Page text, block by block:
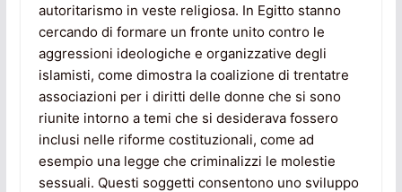
autoritarismo in veste religiosa. In Egitto stanno
cercando di formare un fronte unito contro le
aggressioni ideologiche e organizzative degli
islamisti, come dimostra la coalizione di trentatre
associazioni per i diritti delle donne che si sono
riunite intorno a temi che si desiderava fossero
inclusi nelle riforme costituzionali, come ad
esempio una legge che criminalizzi le molestie
sessuali. Questi soggetti consentono uno sviluppo